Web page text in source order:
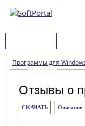
Программы для
Отзывы о
СКАЧАТЬ Описание